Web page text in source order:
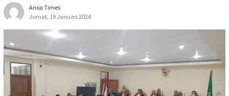
Anoa Times
Jumat, 19 Januari 2024